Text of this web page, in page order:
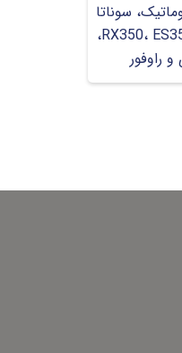
سوناتا
ال اف، سوناتا، RX350، ES350،
راوفور